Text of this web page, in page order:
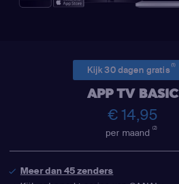
Kijk 30 dagen gratis(1)
APP TV BASIC
€ 14,95
per maand(2)
Meer dan 45 zenders